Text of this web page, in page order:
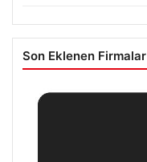
Son Eklenen Firmalar